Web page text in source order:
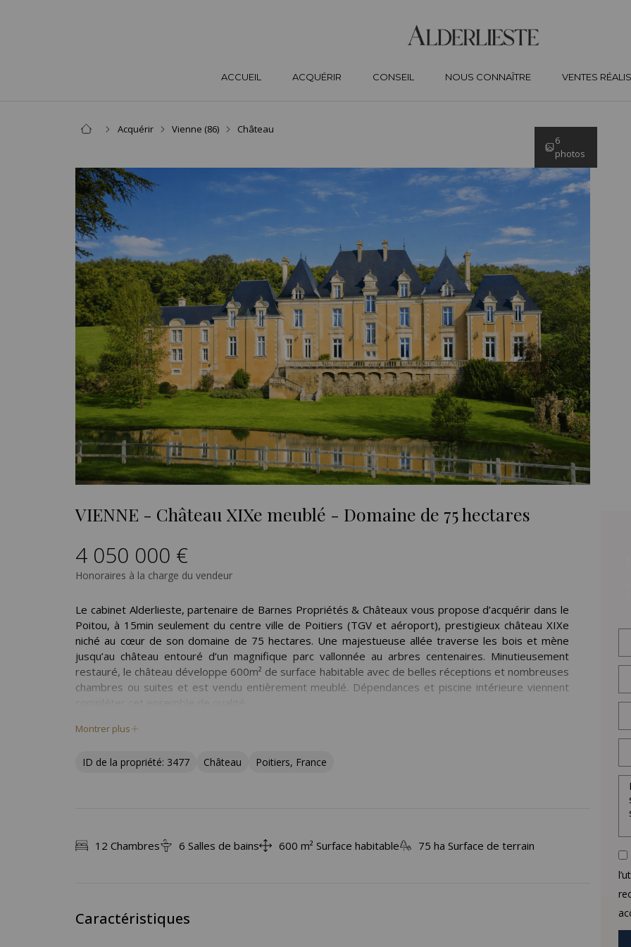
ACCUEIL ACQUÉRIR CONSEIL NOUS CONNAÎTRE VENTES
Acquérir Vienne (86)
Château
6
photos
VIENNE - Château XIXe meublé - Domaine de 75 hectares
4 050 000 €
Honoraires à la charge du vendeur
Le cabinet Alderlieste, partenaire de Barnes Propriétés & Châteaux vous propose d’acquérir dans le
Poitou, à 15min seulement du centre ville de Poitiers (TGV et aéroport), prestigieux château XIXe
niché au cœur de son domaine de 75 hectares. Une majestueuse allée traverse les bois et mène
jusqu’au château entouré d’un magnifique parc vallonnée au arbres centenaires. Minutieusement
restauré, le château développe 600m² de surface habitable avec de belles réceptions et nombreuses
chambres ou suites et est vendu entièrement meublé. Dépendances et piscine intérieure viennent
Possibilité d’acquérir en sus environ 150 ha de bois.
(année de référence des prix 2021).
Montrer plus
ID de la propriété: 3477 Château Poitiers, France
12 Chambres 6 Salles de bains 600 m² Surface habitable 75 ha Surface de terrain
Caractéristiques